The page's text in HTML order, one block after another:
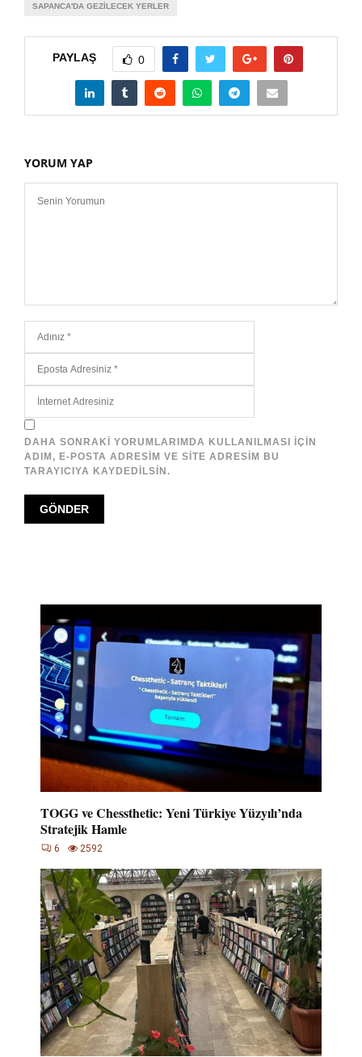
SAPANCA'DA GEZILECEK YERLER
PAYLAŞ 0
YORUM YAP
DAHA SONRAKI YORUMLARIMDA KULLANILMASI IÇIN
ADIM, E-POSTA ADRESIM VE SITE ADRESIM BU
TARAYICIYA KAYDEDILSIN.
TOGG ve Chessthetic: Yeni Türkiye Yüzyılı’nda
Stratejik Hamle
6 2592